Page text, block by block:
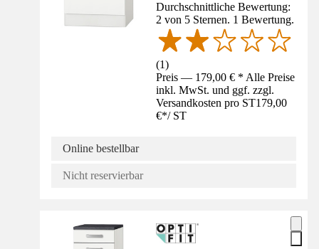
Durchschnittliche Bewertung:
2 von 5 Sternen. 1 Bewertung.
(1)
Preis — 179,00 € * Alle Preise
inkl. MwSt. und ggf. zzgl.
Versandkosten pro ST179,00
€*/ ST
Online bestellbar
Nicht reservierbar